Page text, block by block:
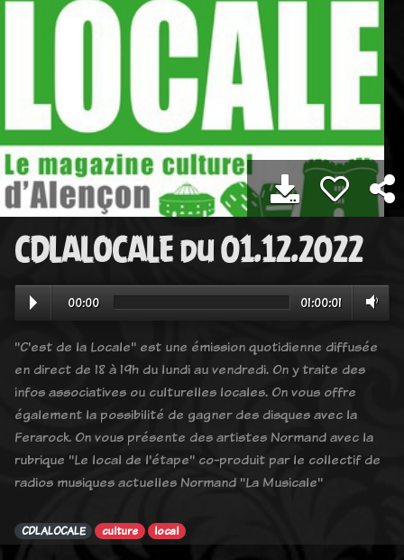
CDLALOCALE du 01.12.2022
00:00 01:00:01
"C'est de la Locale" est une émission quotidienne diffusée
en direct de 18 à 19h du lundi au vendredi. On y traite des
infos associatives ou culturelles locales. On vous offre
également la possibilité de gagner des disques avec la
Ferarock. On vous présente des artistes Normand avec la
rubrique "Le local de l'étape" co-produit par le collectif de
radios musiques actuelles Normand "La Musicale"
CDLALOCALE culture local